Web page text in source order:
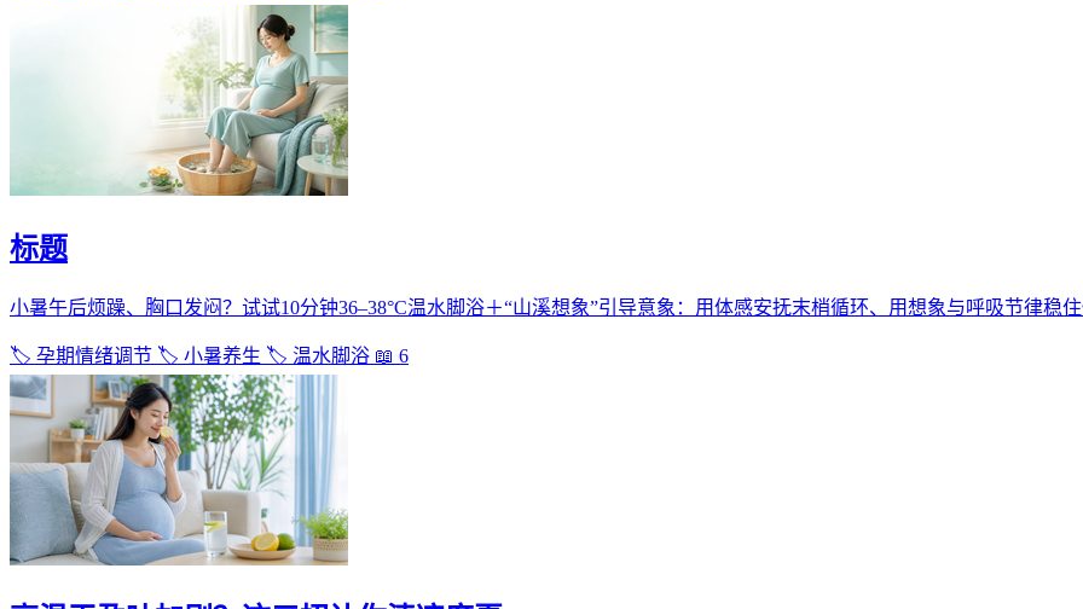
标题
小暑午后烦躁、胸口发闷？试试10分钟36–38°C温水脚浴＋“山溪想象”引导意象：用体感安抚末梢循环、用想象与呼吸节律稳
🏷️ 孕期情绪调节 🏷️ 小暑养生 🏷️ 温水脚浴 📖 6